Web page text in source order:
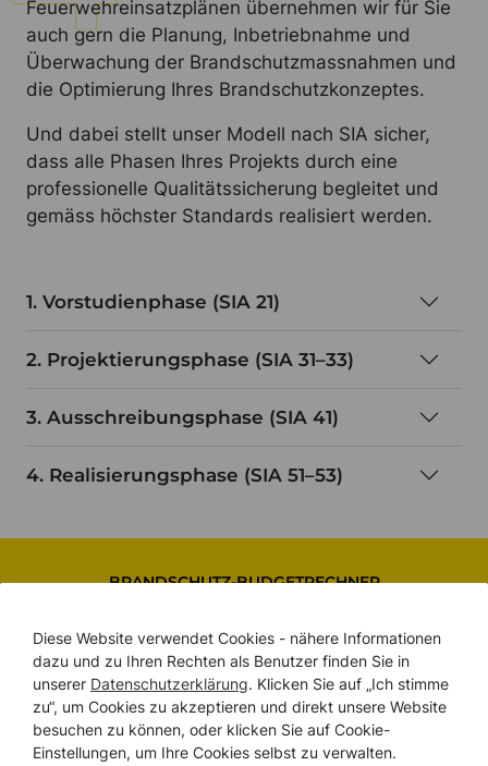
Feuerwehreinsatzplänen übernehmen wir für Sie
auch gern die Planung, Inbetriebnahme und
Überwachung der Brandschutzmassnahmen und
die Optimierung Ihres Brandschutzkonzeptes.
Und dabei stellt unser Modell nach SIA sicher,
dass alle Phasen Ihres Projekts durch eine
professionelle Qualitätssicherung begleitet und
gemäss höchster Standards realisiert werden.
1. Vorstudienphase (SIA 21)
2. Projektierungsphase (SIA 31–33)
3. Ausschreibungsphase (SIA 41)
4. Realisierungsphase (SIA 51–53)
BRANDSCHUTZ-BUDGETRECHNER
Spielend leicht Ihr
Brandschutz
PROJEKTBUDGET
kalkulieren.
Diese Website verwendet Cookies - nähere Informationen
dazu und zu Ihren Rechten als Benutzer finden Sie in
unserer Datenschutzerklärung. Klicken Sie auf „Ich stimme
zu“, um Cookies zu akzeptieren und direkt unsere Website
besuchen zu können, oder klicken Sie auf Cookie-
Einstellungen, um Ihre Cookies selbst zu verwalten.